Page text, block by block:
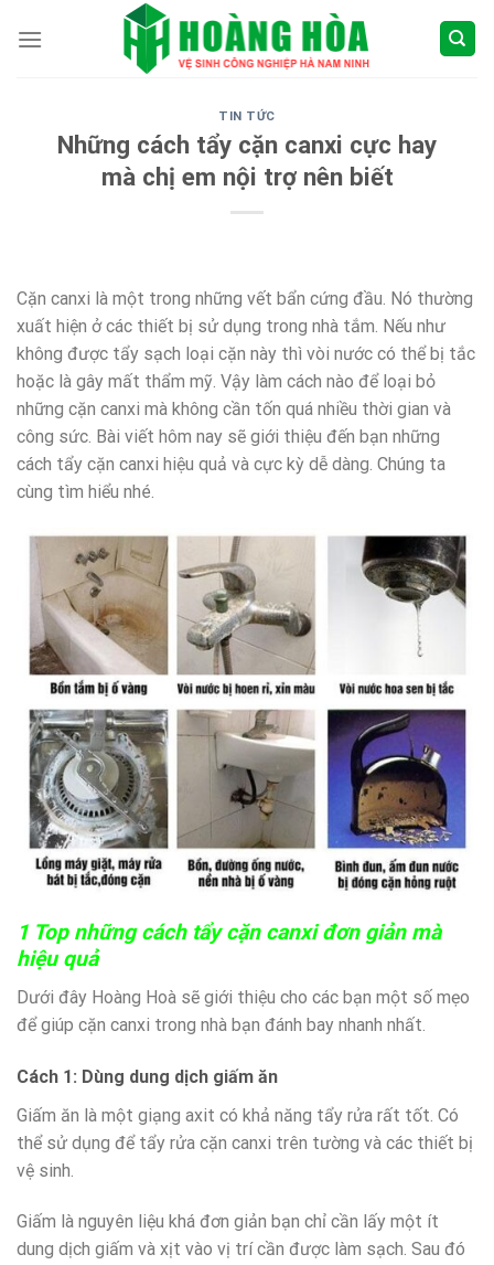
TIN TỨC
Những cách tẩy cặn canxi cực hay
mà chị em nội trợ nên biết
Cặn canxi là một trong những vết bẩn cứng đầu. Nó thường
xuất hiện ở các thiết bị sử dụng trong nhà tắm. Nếu như
không được tẩy sạch loại cặn này thì vòi nước có thể bị tắc
hoặc là gây mất thẩm mỹ. Vậy làm cách nào để loại bỏ
những cặn canxi mà không cần tốn quá nhiều thời gian và
công sức. Bài viết hôm nay sẽ giới thiệu đến bạn những
cách tẩy cặn canxi hiệu quả và cực kỳ dễ dàng. Chúng ta
cùng tìm hiểu nhé.
1 Top những cách tẩy cặn canxi đơn giản mà
hiệu quả
Dưới đây Hoàng Hoà sẽ giới thiệu cho các bạn một số mẹo
để giúp cặn canxi trong nhà bạn đánh bay nhanh nhất.
Cách 1: Dùng dung dịch giấm ăn
Giấm ăn là một giạng axit có khả năng tẩy rửa rất tốt. Có
thể sử dụng để tẩy rửa cặn canxi trên tường và các thiết bị
vệ sinh.
Giấm là nguyên liệu khá đơn giản bạn chỉ cần lấy một ít
dung dịch giấm và xịt vào vị trí cần được làm sạch. Sau đó